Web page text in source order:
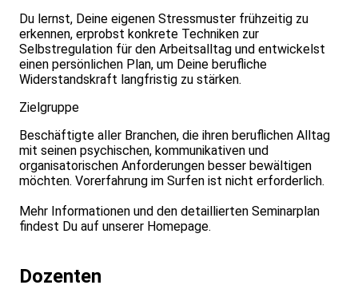
Du lernst, Deine eigenen Stressmuster frühzeitig zu
erkennen, erprobst konkrete Techniken zur
Selbstregulation für den Arbeitsalltag und entwickelst
einen persönlichen Plan, um Deine berufliche
Widerstandskraft langfristig zu stärken.
Zielgruppe
Beschäftigte aller Branchen, die ihren beruflichen Alltag
mit seinen psychischen, kommunikativen und
organisatorischen Anforderungen besser bewältigen
möchten. Vorerfahrung im Surfen ist nicht erforderlich.
Mehr Informationen und den detaillierten Seminarplan
findest Du auf unserer Homepage.
Dozenten